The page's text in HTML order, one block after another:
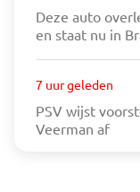
Deze auto
en staat nu in
7 uur geleden
PSV wijst
Veerman af